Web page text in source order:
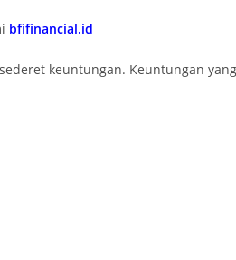
bfifinancial.id
keuntungan. Keuntungan